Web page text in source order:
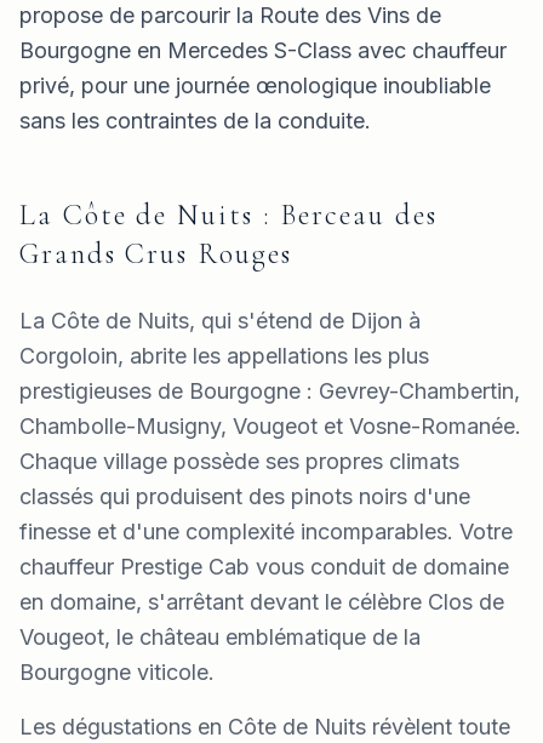
propose de parcourir la Route des Vins de
Bourgogne en Mercedes S-Class avec chauffeur
privé, pour une journée œnologique inoubliable
sans les contraintes de la conduite.
La Côte de Nuits : Berceau des
Grands Crus Rouges
La Côte de Nuits, qui s'étend de Dijon à
Corgoloin, abrite les appellations les plus
prestigieuses de Bourgogne : Gevrey-Chambertin,
Chambolle-Musigny, Vougeot et Vosne-Romanée.
Chaque village possède ses propres climats
classés qui produisent des pinots noirs d'une
finesse et d'une complexité incomparables. Votre
chauffeur Prestige Cab vous conduit de domaine
en domaine, s'arrêtant devant le célèbre Clos de
Vougeot, le château emblématique de la
Bourgogne viticole.
Les dégustations en Côte de Nuits révèlent toute